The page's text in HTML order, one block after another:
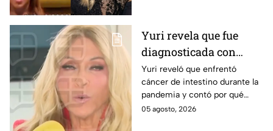
Yuri revela que fue
diagnosticada con
cáncer de intestino y
habla sobre el hábito
que relaciona con su
salud
Yuri reveló que enfrentó
cáncer de intestino durante la
pandemia y contó por qué
considera que un hábito pudo
05 agosto, 2026